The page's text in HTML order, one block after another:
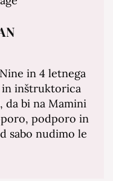
in 4 letnega
in inštruktorica
da bi na Mamini
podporo in
sabo nudimo le